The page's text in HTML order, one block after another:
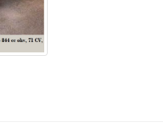
CX3; entre 1996 y 2002
y registrado. Sin